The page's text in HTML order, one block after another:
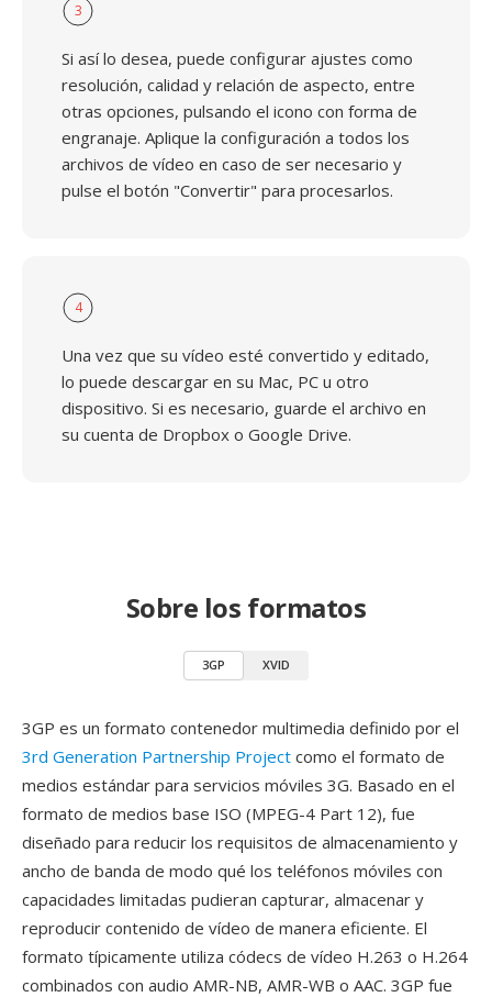
3
Si así lo desea, puede configurar ajustes como
resolución, calidad y relación de aspecto, entre
otras opciones, pulsando el icono con forma de
engranaje. Aplique la configuración a todos los
archivos de vídeo en caso de ser necesario y
pulse el botón "Convertir" para procesarlos.
4
Una vez que su vídeo esté convertido y editado,
lo puede descargar en su Mac, PC u otro
dispositivo. Si es necesario, guarde el archivo en
su cuenta de Dropbox o Google Drive.
Sobre los formatos
3GP XVID
3GP es un formato contenedor multimedia definido por el
3rd Generation Partnership Project como el formato de
medios estándar para servicios móviles 3G. Basado en el
formato de medios base ISO (MPEG-4 Part 12), fue
diseñado para reducir los requisitos de almacenamiento y
ancho de banda de modo qué los teléfonos móviles con
capacidades limitadas pudieran capturar, almacenar y
reproducir contenido de vídeo de manera eficiente. El
formato típicamente utiliza códecs de vídeo H.263 o H.264
combinados con audio AMR-NB, AMR-WB o AAC. 3GP fue